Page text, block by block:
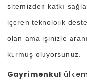
sitemizden katkı
içeren teknolojik
olan ama işinizle
kurmuş oluyorsunuz.
Gayrimenkul